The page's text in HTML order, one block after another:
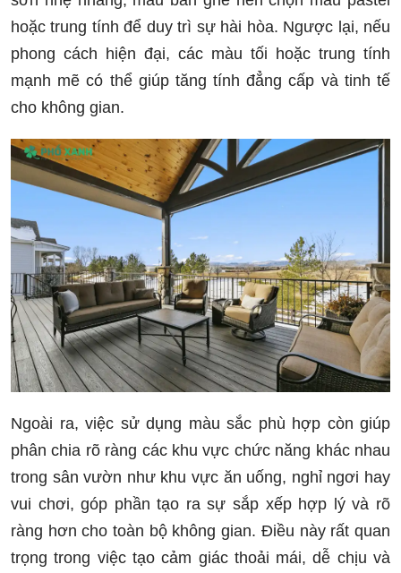
hoặc trung tính để duy trì sự hài hòa. Ngược lại, nếu
phong cách hiện đại, các màu tối hoặc trung tính
mạnh mẽ có thể giúp tăng tính đẳng cấp và tinh tế
cho không gian.
Ngoài ra, việc sử dụng màu sắc phù hợp còn giúp
phân chia rõ ràng các khu vực chức năng khác nhau
trong sân vườn như khu vực ăn uống, nghỉ ngơi hay
vui chơi, góp phần tạo ra sự sắp xếp hợp lý và rõ
ràng hơn cho toàn bộ không gian. Điều này rất quan
trọng trong việc tạo cảm giác thoải mái, dễ chịu và